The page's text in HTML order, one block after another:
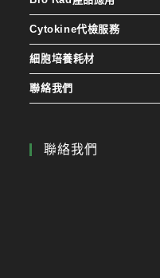
Cytokine代檢服務
細胞培養耗材
聯絡我們
聯絡我們